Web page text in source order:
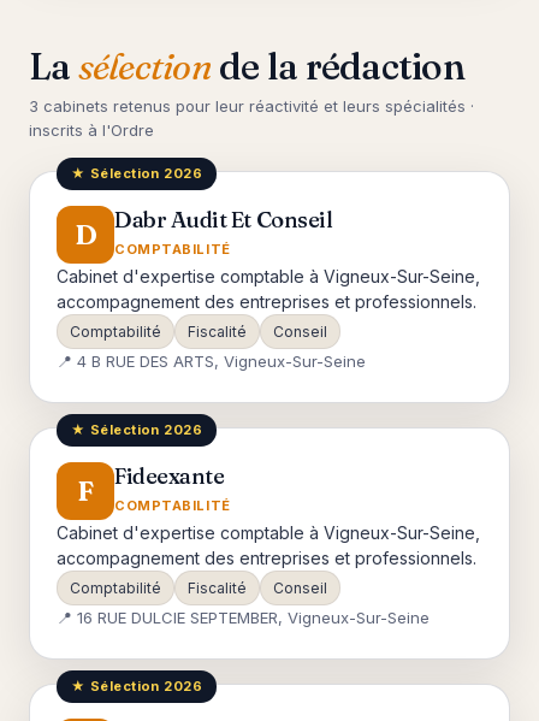
Lasélection de la rédaction
3 cabinets retenus pour leur réactivité et leurs spécialités ·
inscrits à l'Ordre
★ Sélection 2026
D Dabr Audit Et Conseil
COMPTABILITÉ
Cabinet d'expertise comptable à Vigneux-Sur-Seine,
accompagnement des entreprises et professionnels.
Comptabilité Fiscalité Conseil
📍 4 B RUE DES ARTS, Vigneux-Sur-Seine
★ Sélection 2026
F Fideexante
COMPTABILITÉ
Cabinet d'expertise comptable à Vigneux-Sur-Seine,
accompagnement des entreprises et professionnels.
Comptabilité Fiscalité Conseil
📍 16 RUE DULCIE SEPTEMBER, Vigneux-Sur-Seine
★ Sélection 2026